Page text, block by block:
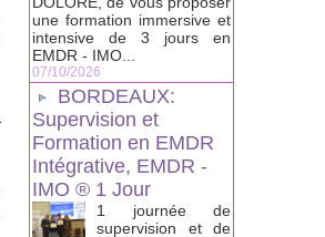
une formation immersive et
intensive de 3 jours en
EMDR - IMO...
07/10/2026
BORDEAUX:
Supervision et
Formation en EMDR
Intégrative, EMDR -
IMO ® 1 Jour
1 journée de
supervision et de